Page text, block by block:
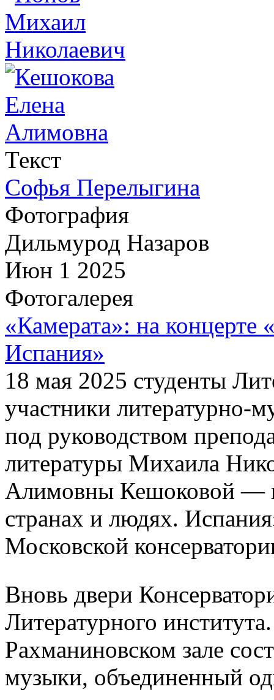
Текст
Софья Перелыгина
Фотография
Дильмурод Назаров
Июн 1 2025
Фотогалерея
«Камерата»: на концерте
Испания»
18 мая 2025 студенты
участники литературно-
под руководством
литературы Михаила
Алимовны Кешоковой —
странах и людях.
Московской
Вновь двери
Литературного
Рахманиновском зале
музыки, объединенный